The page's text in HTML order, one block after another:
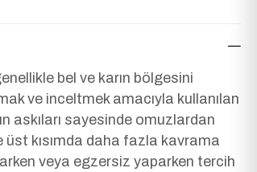
bel ve karın bölgesini
ve inceltmek amacıyla kullanılan
askıları sayesinde omuzlardan
kısımda daha fazla kavrama
veya egzersiz yaparken tercih